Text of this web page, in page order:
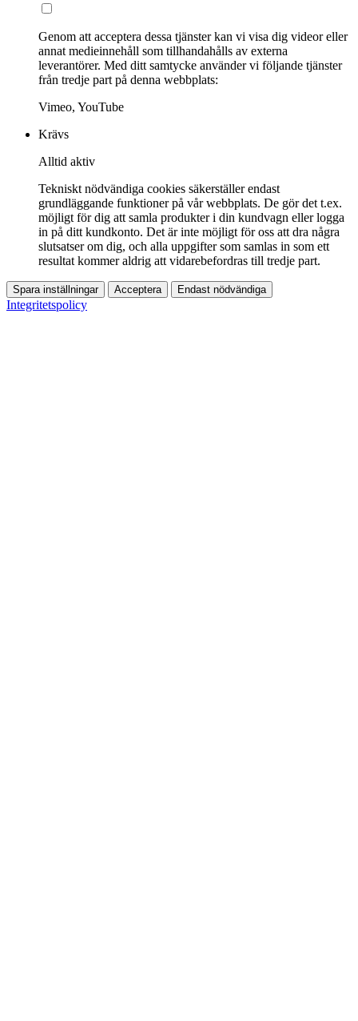
Genom att acceptera dessa tjänster kan vi visa dig videor eller
annat medieinnehåll som tillhandahålls av externa
leverantörer. Med ditt samtycke använder vi följande tjänster
från tredje part på denna webbplats:
Vimeo, YouTube
Krävs
Alltid aktiv
Tekniskt nödvändiga cookies säkerställer endast
grundläggande funktioner på vår webbplats. De gör det t.ex.
möjligt för dig att samla produkter i din kundvagn eller logga
in på ditt kundkonto. Det är inte möjligt för oss att dra några
slutsatser om dig, och alla uppgifter som samlas in som ett
resultat kommer aldrig att vidarebefordras till tredje part.
Spara inställningar Acceptera Endast nödvändiga
Integritetspolicy